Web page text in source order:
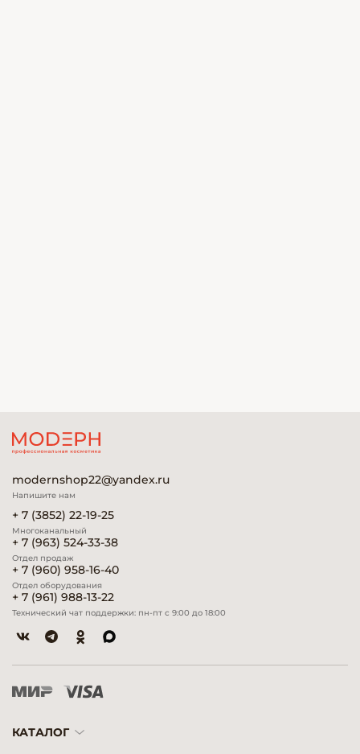
modernshop22@yandex.ru
Напишите нам
+ 7 (3852) 22-19-25
Многоканальный
+ 7 (963) 524-33-38
Отдел продаж
+ 7 (960) 958-16-40
Отдел оборудования
+ 7 (961) 988-13-22
Технический чат поддержки: пн-пт с 9:00 до 18:00
КАТАЛОГ